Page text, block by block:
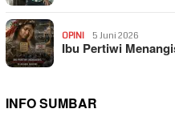
OPINI 5 Juni 2026
Ibu Pertiwi
INFO SUMBAR